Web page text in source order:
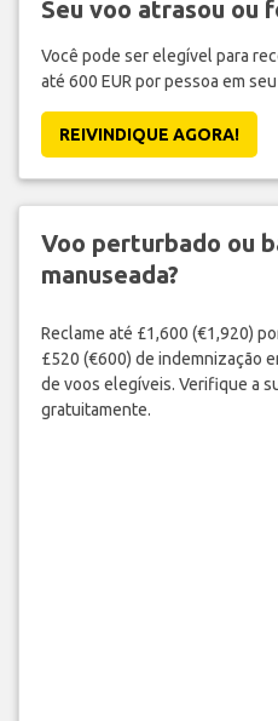
Seu voo atrasou ou
Você pode ser elegível para
até 600 EUR por pessoa em
REIVINDIQUE AGORA!
Voo perturbado ou
manuseada?
Reclame até £1,600 (€1,920)
£520 (€600) de indemnização
de voos elegíveis. Verifique a
gratuitamente.